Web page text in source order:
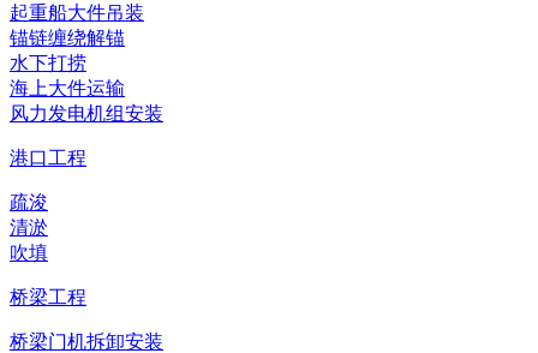
起重船大件吊装
锚链缠绕解锚
水下打捞
海上大件运输
风力发电机组安装
港口工程
疏浚
清淤
吹填
桥梁工程
桥梁门机拆卸安装